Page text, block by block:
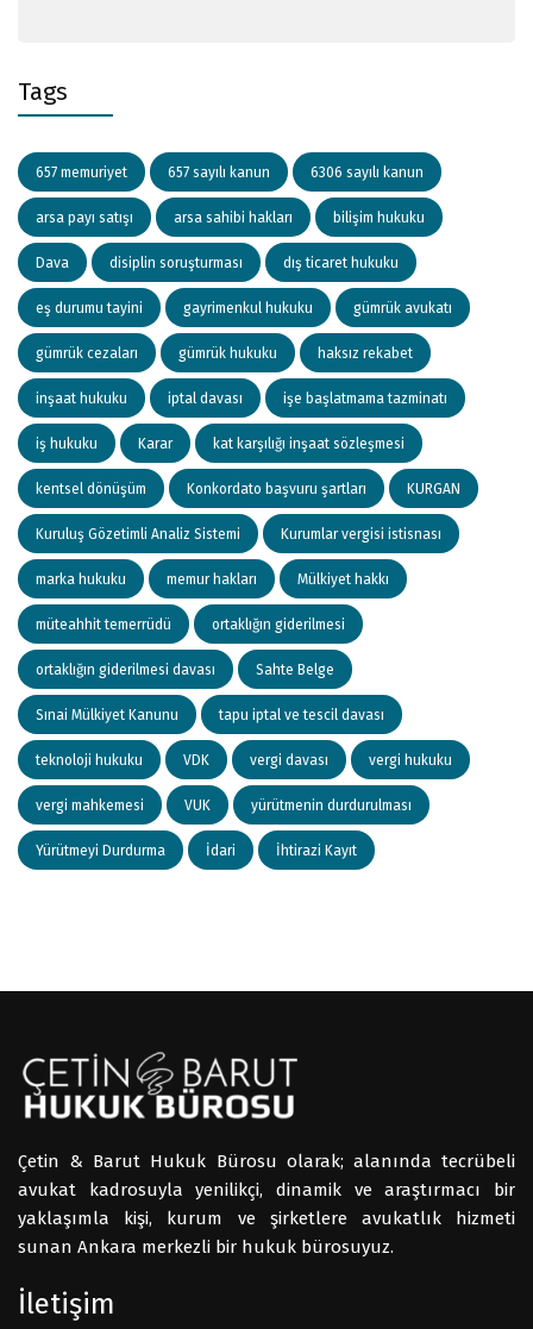
Tags
657 memuriyet 657 sayılı kanun 6306 sayılı kanun
arsa payı satışı arsa sahibi hakları bilişim hukuku
Dava disiplin soruşturması dış ticaret hukuku
eş durumu tayini gayrimenkul hukuku gümrük avukatı
gümrük cezaları gümrük hukuku haksız rekabet
inşaat hukuku iptal davası işe başlatmama tazminatı
iş hukuku Karar kat karşılığı inşaat sözleşmesi
kentsel dönüşüm Konkordato başvuru şartları KURGAN
Kuruluş Gözetimli Analiz Sistemi Kurumlar vergisi istisnası
marka hukuku memur hakları Mülkiyet hakkı
müteahhit temerrüdü ortaklığın giderilmesi
ortaklığın giderilmesi davası Sahte Belge
Sınai Mülkiyet Kanunu tapu iptal ve tescil davası
teknoloji hukuku VDK vergi davası vergi hukuku
vergi mahkemesi VUK yürütmenin durdurulması
Yürütmeyi Durdurma İdari İhtirazi Kayıt
Çetin & Barut Hukuk Bürosu olarak; alanında tecrübeli
avukat kadrosuyla yenilikçi, dinamik ve araştırmacı bir
yaklaşımla kişi, kurum ve şirketlere avukatlık hizmeti
sunan Ankara merkezli bir hukuk bürosuyuz.
İletişim